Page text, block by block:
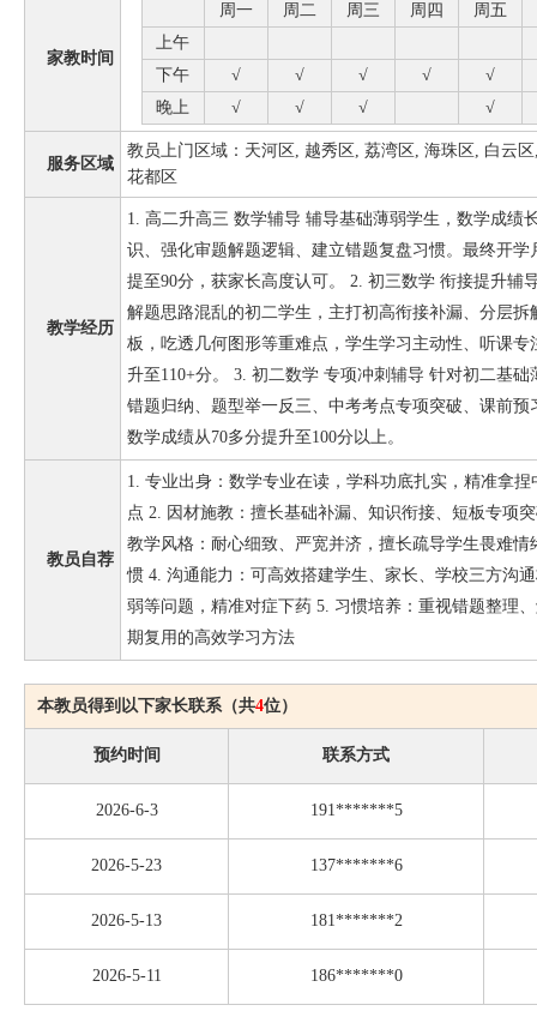
家教时间
周一 周二 周三 周四 周五
上午
下午
√ √ √ √
√
晚上
√ √ √ √
服务区域
教员上门区域：天河区, 越秀区, 荔湾区, 海珠区, 白云
花都区
教学经历
1. 高二升高三 数学辅导 辅导基础薄弱学生，数学成绩
识、强化审题解题逻辑、建立错题复盘习惯。最终开
提至90分，获家长高度认可。 2. 初三数学 衔接提升辅
解题思路混乱的初二学生，主打初高衔接补漏、分层
板，吃透几何图形等重难点，学生学习主动性、听课
升至110+分。 3. 初二数学 专项冲刺辅导 针对初二基
错题归纳、题型举一反三、中考考点专项突破、课前
数学成绩从70多分提升至100分以上。
教员自荐
1. 专业出身：数学专业在读，学科功底扎实，精准拿
点 2. 因材施教：擅长基础补漏、知识衔接、短板专项
教学风格：耐心细致、严宽并济，擅长疏导学生畏难
惯 4. 沟通能力：可高效搭建学生、家长、学校三方沟
弱等问题，精准对症下药 5. 习惯培养：重视错题整理
期复用的高效学习方法
本教员得到以下家长联系（共4位）
预约时间 联系方式
2026-6-3 191*******5
2026-5-23 137*******6
2026-5-13 181*******2
2026-5-11 186*******0